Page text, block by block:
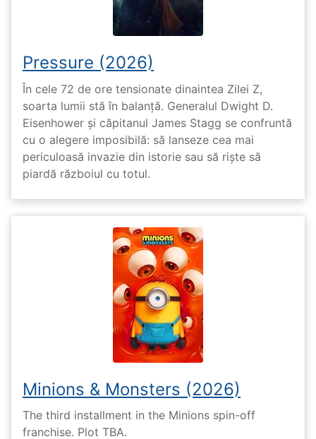
Pressure (2026)
În cele 72 de ore tensionate dinaintea Zilei Z,
soarta lumii stă în balanță. Generalul Dwight D.
Eisenhower și căpitanul James Stagg se confruntă
cu o alegere imposibilă: să lanseze cea mai
periculoasă invazie din istorie sau să riște să
piardă războiul cu totul.
Minions & Monsters (2026)
The third installment in the Minions spin-off
franchise. Plot TBA.